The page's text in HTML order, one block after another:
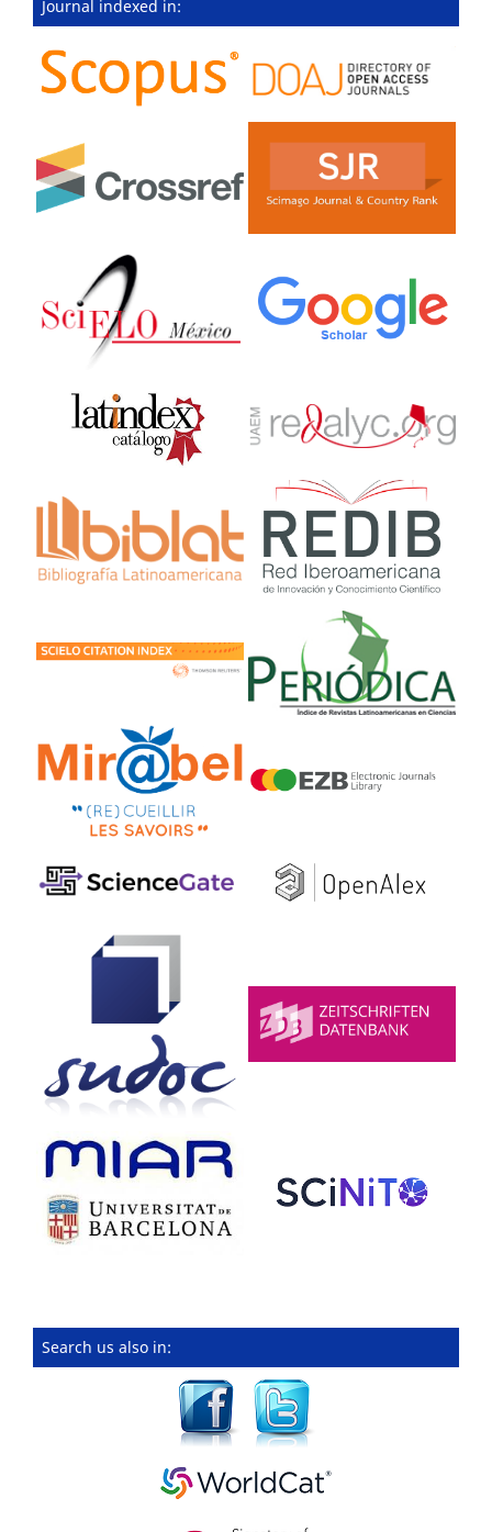
Journal indexed in:
Search us also in: